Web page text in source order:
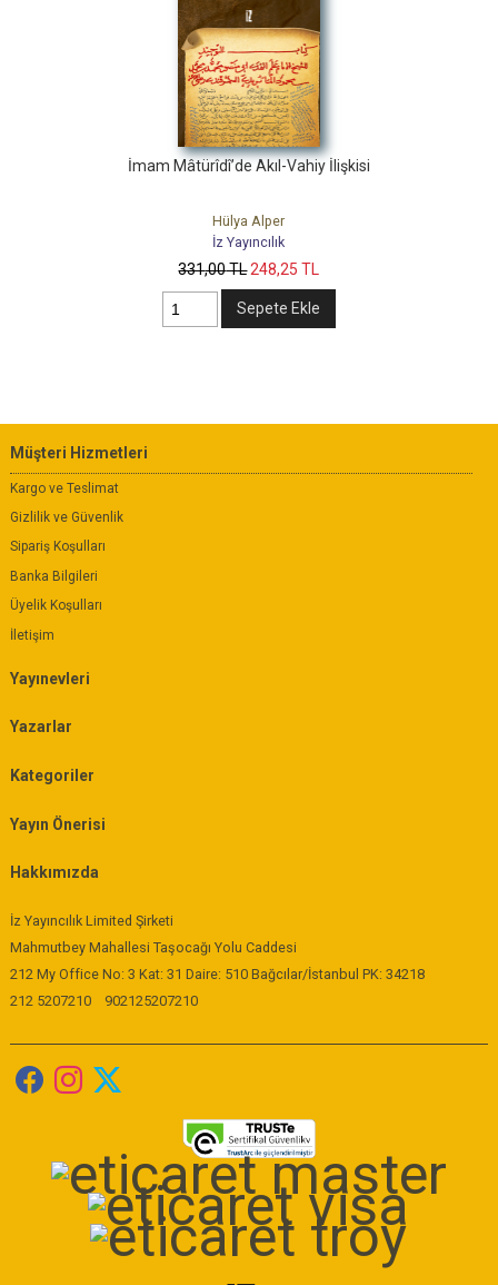
İmam Mâtürîdî’de Akıl-Vahiy İlişkisi
Hülya Alper
İz Yayıncılık
331,00TL248,25 TL
Sepete Ekle
Müşteri Hizmetleri
Kargo ve Teslimat
Gizlilik ve Güvenlik
Sipariş Koşulları
Banka Bilgileri
Üyelik Koşulları
İletişim
Yayınevleri
Yazarlar
Kategoriler
Yayın Önerisi
Hakkımızda
İz Yayıncılık Limited Şirketi
Mahmutbey Mahallesi Taşocağı Yolu Caddesi
212 My Office No: 3 Kat: 31 Daire: 510 Bağcılar/İstanbul PK: 34218
212 5207210
902125207210